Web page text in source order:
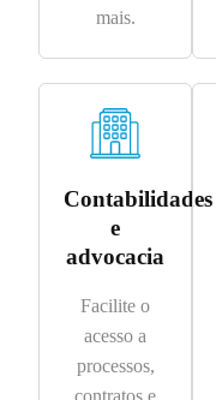
mais.
Contabilidades
e
advocacia
Facilite o
acesso a
processos,
contratos e